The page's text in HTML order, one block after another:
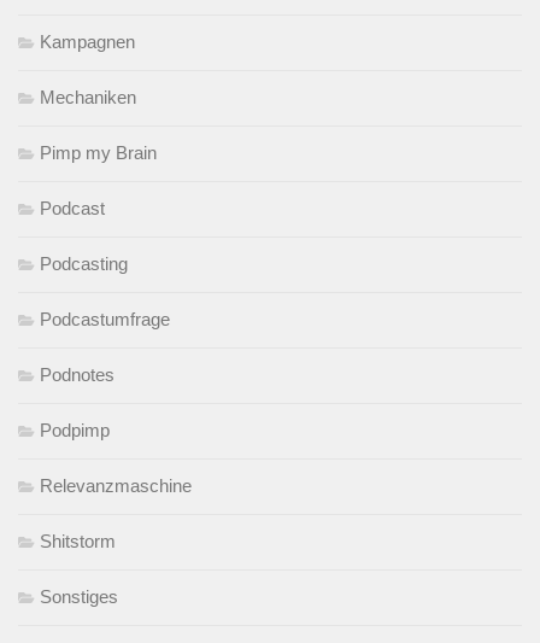
Kampagnen
Mechaniken
Pimp my Brain
Podcast
Podcasting
Podcastumfrage
Podnotes
Podpimp
Relevanzmaschine
Shitstorm
Sonstiges